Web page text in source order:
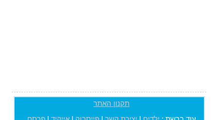
תקנון האתר